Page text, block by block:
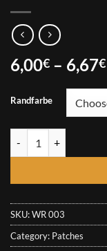
6,00€ – 6,67€
Randfarbe
SKU:WR 003
Category: Patches